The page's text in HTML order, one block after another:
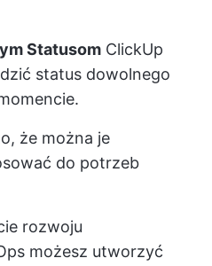
Statusom ClickUp
status dowolnego
że można je
do potrzeb
rozwoju
możesz utworzyć